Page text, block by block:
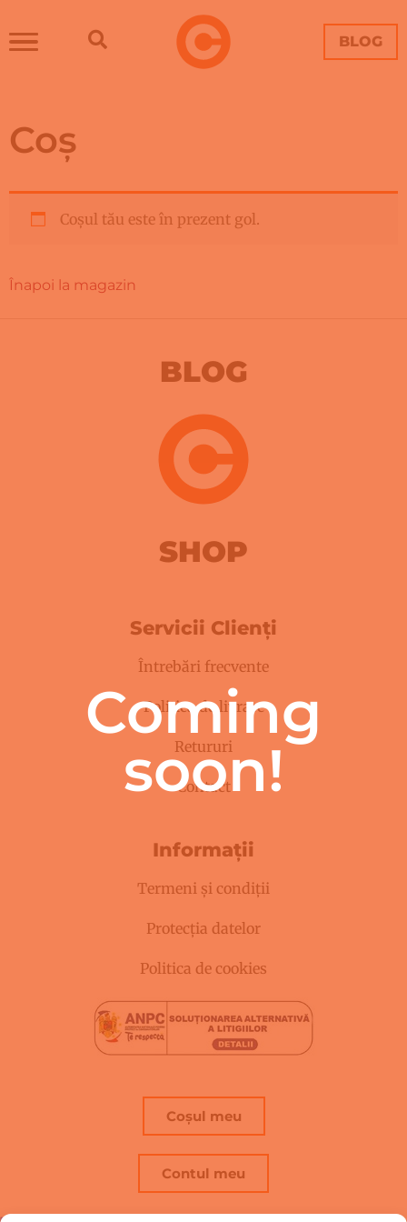
BLOG
Coș
Coșul tău este în prezent gol.
Înapoi la magazin
BLOG
SHOP
Servicii Clienți
Întrebări frecvente
Politica de livrare
Retururi
Contact
Informații
Termeni și condiții
Protecția datelor
Politica de cookies
Coșul meu
Contul meu
Coming
soon!